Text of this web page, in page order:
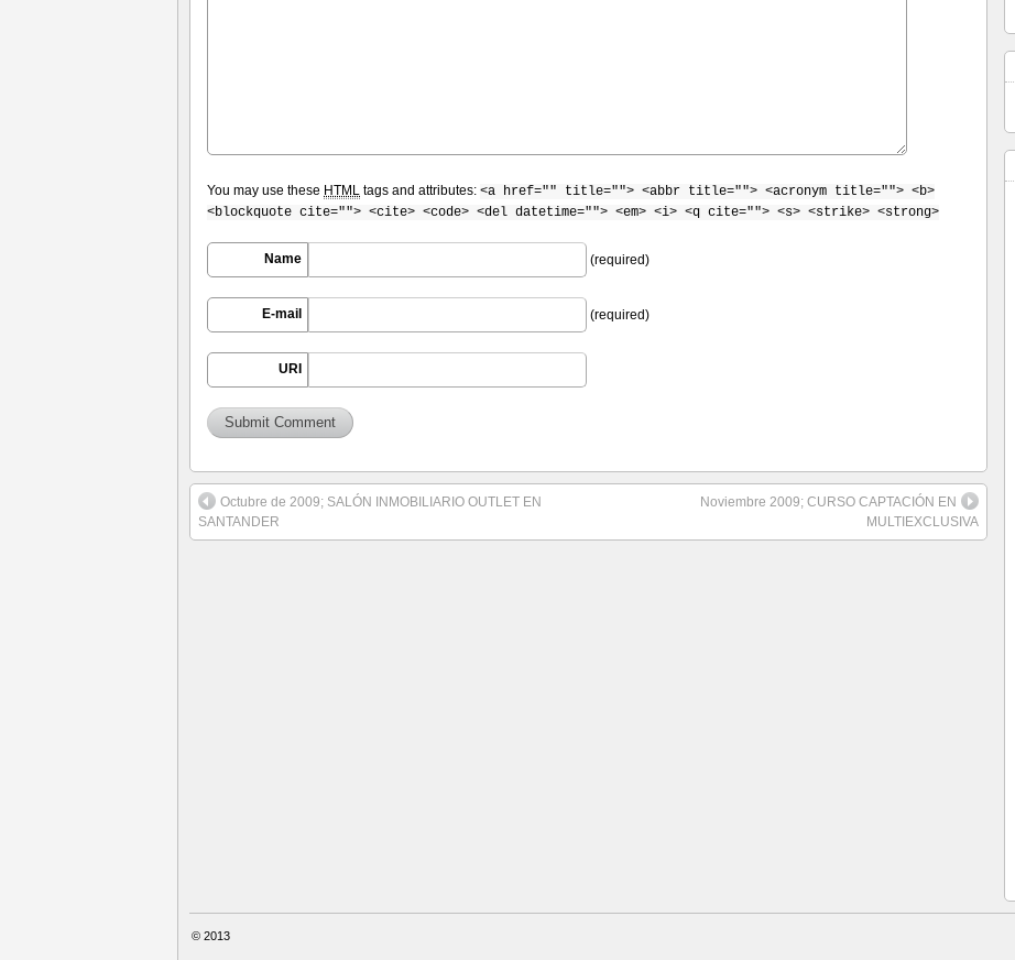
You may use these HTML tags and attributes: <a href="" title=""> <abbr title=""> <acronym title=""> <b>
<blockquote cite=""> <cite> <code> <del datetime=""> <em> <i> <q cite=""> <s> <strike> <strong>
Name (required)
E-mail (required)
URI
Octubre de 2009; SALÓN INMOBILIARIO OUTLET EN
SANTANDER
Noviembre 2009; CURSO CAPTACIÓN EN
MULTIEXCLUSIVA
© 2013